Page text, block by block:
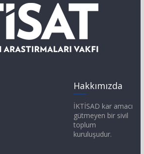
Hakkımızda
İKTİSAD kar amacı
gütmeyen bir sivil
toplum
kuruluşudur.